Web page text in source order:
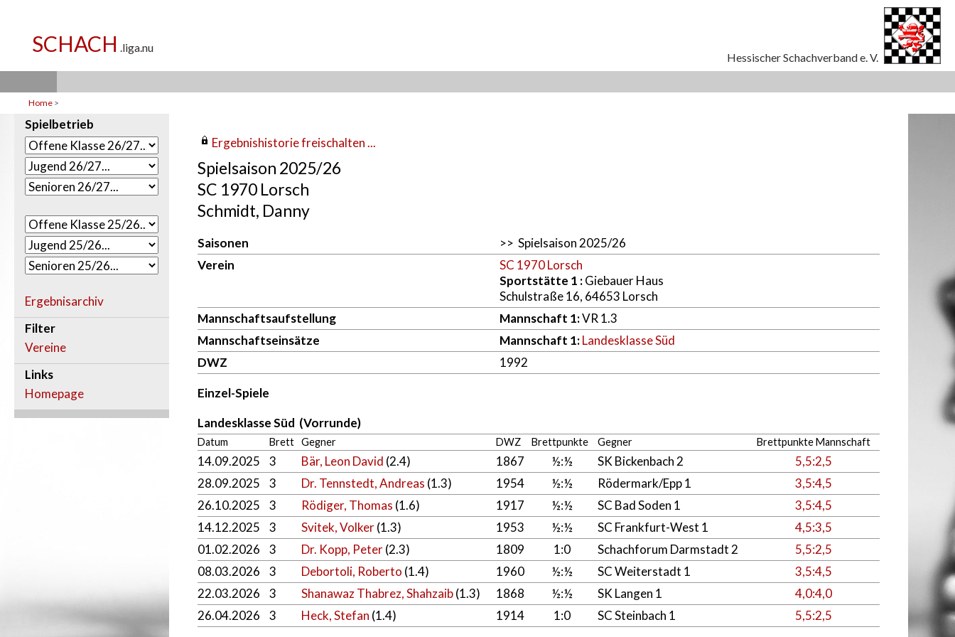
Home >
Spielbetrieb
Ergebnisarchiv
Filter
Vereine
Links
Homepage
Ergebnishistorie freischalten ...
Spielsaison 2025/26
SC 1970 Lorsch
Schmidt, Danny
Saisonen
>> Spielsaison 2025/26
Verein
SC 1970 Lorsch
Sportstätte 1 :Giebauer Haus
Schulstraße 16, 64653 Lorsch
Mannschaftsaufstellung
Mannschaft 1:VR 1.3
Mannschaftseinsätze
Mannschaft 1:Landesklasse Süd
DWZ
1992
Einzel-Spiele
Landesklasse Süd (Vorrunde)
Datum Brett Gegner DWZ Brettpunkte Gegner Brettpunkte Mannschaft
14.09.2025 3 Bär, Leon David (2.4) 1867 ½:½ SK Bickenbach 2
5,5:2,5
28.09.2025
3 Dr. Tennstedt, Andreas (1.3) 1954 ½:½ Rödermark/Epp 1
3,5:4,5
26.10.2025
3 Rödiger, Thomas (1.6) 1917 ½:½ SC Bad Soden 1
3,5:4,5
14.12.2025
3 Svitek, Volker(1.3) 1953 ½:½ SC Frankfurt-West 1
4,5:3,5
01.02.2026
3 Dr. Kopp, Peter(2.3) 1809 1:0 Schachforum Darmstadt 2
5,5:2,5
08.03.2026
3 Debortoli, Roberto (1.4) 1960 ½:½ SC Weiterstadt 1
3,5:4,5
22.03.2026
3 Shanawaz Thabrez, Shahzaib(1.3) 1868 ½:½ SK Langen 1
4,0:4,0
26.04.2026
3 Heck, Stefan (1.4) 1914 1:0 SC Steinbach 1 5,5:2,5